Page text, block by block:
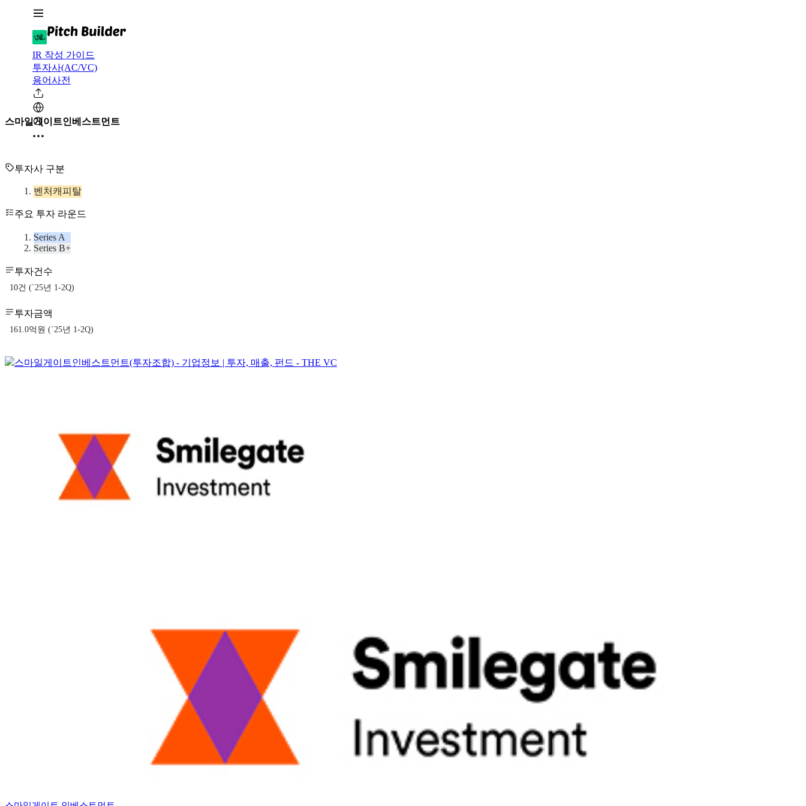
IR 작성 가이드
투자사(AC/VC)
용어사전
스마일게이트인베스트먼트
투자사 구분
벤처캐피탈
주요 투자 라운드
Series A
Series B+
투자건수
10건 (`25년 1-2Q)
투자금액
161.0억원 (`25년 1-2Q)
스마일게이트인베스트먼트(투자조합) - 기업정보 | 투자, 매출, 펀드 - THE VC